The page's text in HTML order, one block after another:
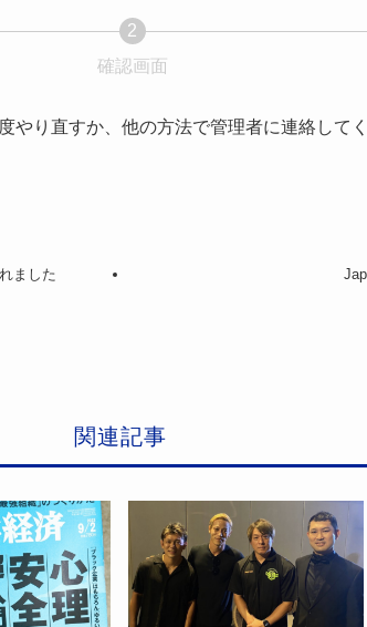
2
確認画面
表
やり直すか、他の方法で管理者に連絡して
ました
関連記事